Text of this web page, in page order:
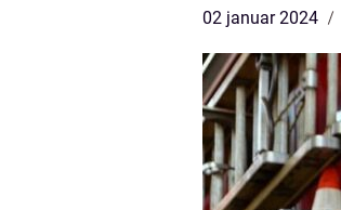
02 januar 2024